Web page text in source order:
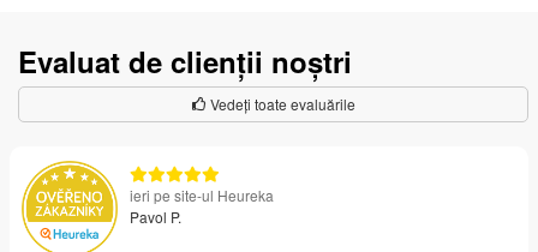
Evaluat de clienții noștri
Vedeți toate evaluările
ieri pe site-ul Heureka
Pavol P.